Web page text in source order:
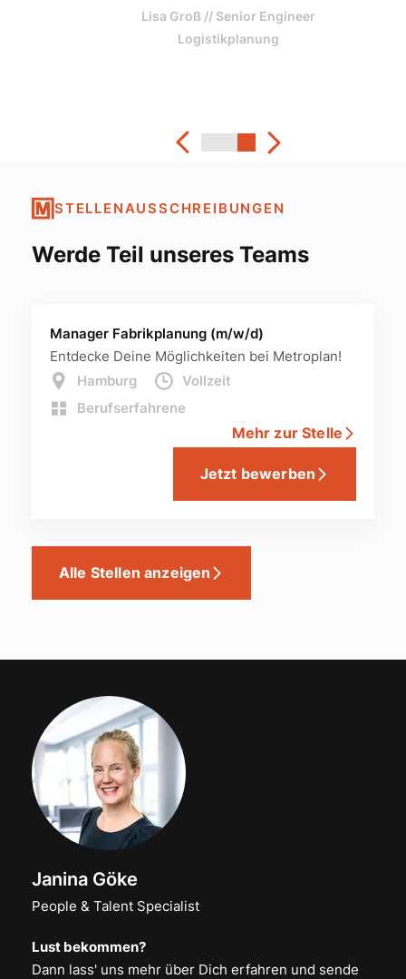
Lisa Groß // Senior Engineer
Logistikplanung
STELLENAUSSCHREIBUNGEN
Werde Teil unseres Teams
Manager Fabrikplanung (m/w/d)
Entdecke Deine Möglichkeiten bei Metroplan!
Hamburg
Vollzeit
Berufserfahrene
Mehr zur Stelle
Jetzt bewerben
Alle Stellen anzeigen
Janina Göke
People & Talent Specialist
Lust bekommen?
Dann lass' uns mehr über Dich erfahren und sende